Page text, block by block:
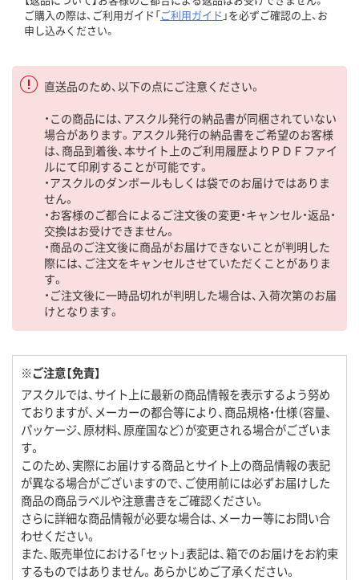
ご購入の際は、ご利用ガイド「ご利用ガイド 」を必ずご確認の上、お
申し込みください。
直送品のため、以下の点にご注意ください。
・この商品には、アスクル発行の納品書が同梱されていない
場合があります。アスクル発行の納品書をご希望のお客様
は、商品到着後、本サイト上のご利用履歴よりＰＤＦファイ
ルにて印刷することが可能です。
・アスクルのダンボールもしくは袋でのお届けではありま
せん。
・お客様のご都合によるご注文後の変更・キャンセル・返品・
交換はお受けできません。
・商品のご注文後に商品がお届けできないことが判明した
際には、ご注文をキャンセルさせていただくことがありま
す。
・ご注文後に一時品切れが判明した場合は、入荷次第のお届
けとなります。
※ご注意【免責】
アスクルでは、サイト上に最新の商品情報を表示するよう努め
ておりますが、メーカーの都合等により、商品規格・仕様（容量、
パッケージ、原材料、原産国など）が変更される場合がございま
す。
このため、実際にお届けする商品とサイト上の商品情報の表記
が異なる場合がございますので、ご使用前には必ずお届けした
商品の商品ラベルや注意書きをご確認ください。
さらに詳細な商品情報が必要な場合は、メーカー等にお問い合
わせください。
また、販売単位における「セット」表記は、箱でのお届けをお約束
するものではありません。あらかじめご了承ください。